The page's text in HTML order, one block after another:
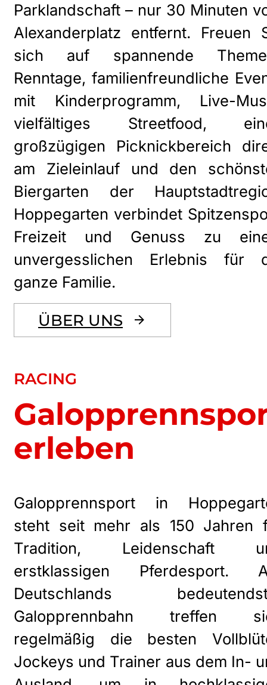
Parklandschaft – nur 30 Minuten
Alexanderplatz entfernt. Freuen
sich auf spannende
Renntage, familienfreundliche
mit Kinderprogramm, Live-
vielfältiges Streetfood,
großzügigen Picknickbereich
am Zieleinlauf und den
Biergarten der
Hoppegarten verbindet
Freizeit und Genuss zu
unvergesslichen Erlebnis für
ganze Familie.
ÜBER UNS
RACING
erleben
Galopprennsport in
steht seit mehr als 150 Jahren
Tradition, Leidenschaft
erstklassigen Pferdesport.
Deutschlands
Galopprennbahn treffen
regelmäßig die besten
Jockeys und Trainer aus dem In-